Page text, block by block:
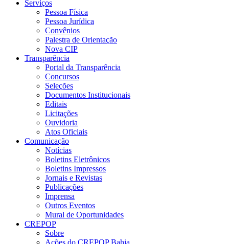
Serviços
Pessoa Física
Pessoa Jurídica
Convênios
Palestra de Orientação
Nova CIP
Transparência
Portal da Transparência
Concursos
Seleções
Documentos Institucionais
Editais
Licitações
Ouvidoria
Atos Oficiais
Comunicação
Notícias
Boletins Eletrônicos
Boletins Impressos
Jornais e Revistas
Publicações
Imprensa
Outros Eventos
Mural de Oportunidades
CREPOP
Sobre